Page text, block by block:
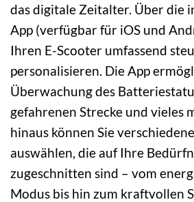
das digitale Zeitalter. Über die
App (verfügbar für iOS und
Ihren E-Scooter umfassend
personalisieren. Die App
Überwachung des
gefahrenen Strecke und vieles
hinaus können Sie
auswählen, die auf Ihre
zugeschnitten sind – vom
Modus bis hin zum kraftvollen